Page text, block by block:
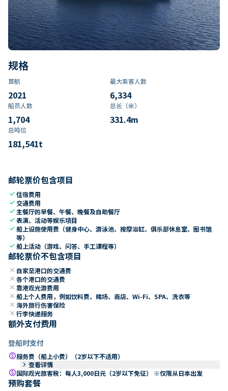
规格
首航
2021
最大乘客人数
6,334
船员人数
1,704
总长（米）
331.4m
总吨位
181,541t
邮轮票价包含项目
check住宿费用
check 交通费用
check 主餐厅的早餐、午餐、晚餐及自助餐厅
check表演、活动等娱乐项目
check船上设施使用费（健身中心、游泳池、按摩浴缸、俱乐部休息室、图书馆
等）
check船上活动（游戏、问答、手工课程等）
邮轮票价不包含项目
close 自家至港口的交通费
close 各个港口的交通费
close 靠港观光游费用
close 船上个人费用，例如饮料费、赌场、商店、Wi-Fi、SPA、洗衣等
close 海外旅行伤害保险
close 行李快递服务
额外支付费用
登船时支付
paid服务费（船上小费）（2岁以下不适用）
keyboard_arrow_right 查看详情
paid国际观光旅客税：每人3,000日元（2岁以下免征） ※仅限从日本出发
预购套餐